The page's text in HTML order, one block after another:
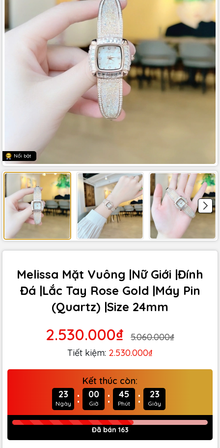
Nổi bật
Melissa Mặt Vuông |Nữ Giới |Đính
Đá |Lắc Tay Rose Gold |Máy Pin
(Quartz) |Size 24mm
2.530.000₫
5.060.000₫
Tiết kiệm: 2.530.000₫
Kết thúc còn:
23
Ngày : 00
Giờ : 45
Phút : 22
Giây
Đã bán 163